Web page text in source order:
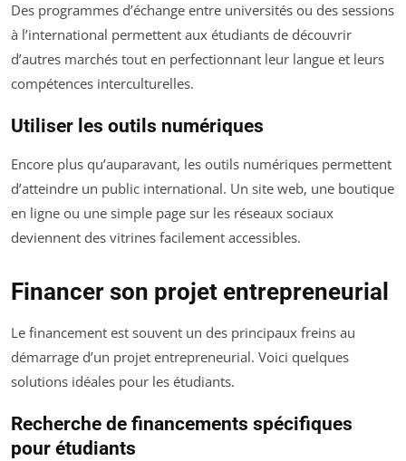
Des programmes d’échange entre universités ou des sessions
à l’international permettent aux étudiants de découvrir
d’autres marchés tout en perfectionnant leur langue et leurs
compétences interculturelles.
Utiliser les outils numériques
Encore plus qu’auparavant, les outils numériques permettent
d’atteindre un public international. Un site web, une boutique
en ligne ou une simple page sur les réseaux sociaux
deviennent des vitrines facilement accessibles.
Financer son projet entrepreneurial
Le financement est souvent un des principaux freins au
démarrage d’un projet entrepreneurial. Voici quelques
solutions idéales pour les étudiants.
Recherche de financements spécifiques
pour étudiants